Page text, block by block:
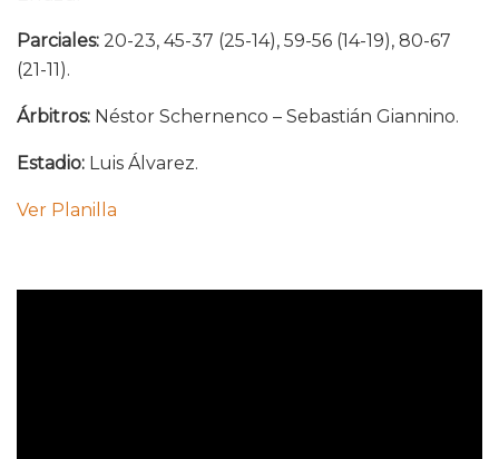
Parciales: 20-23, 45-37 (25-14), 59-56 (14-19), 80-67
(21-11).
Árbitros: Néstor Schernenco – Sebastián Giannino.
Estadio: Luis Álvarez.
Ver Planilla